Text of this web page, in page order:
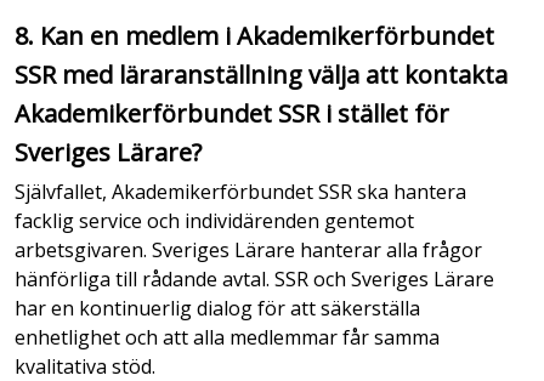
8. Kan en medlem i Akademikerförbundet
SSR med läraranställning välja att kontakta
Akademikerförbundet SSR i stället för
Sveriges Lärare?
Självfallet, Akademikerförbundet SSR ska hantera
facklig service och individärenden gentemot
arbetsgivaren. Sveriges Lärare hanterar alla frågor
hänförliga till rådande avtal. SSR och Sveriges Lärare
har en kontinuerlig dialog för att säkerställa
enhetlighet och att alla medlemmar får samma
kvalitativa stöd.